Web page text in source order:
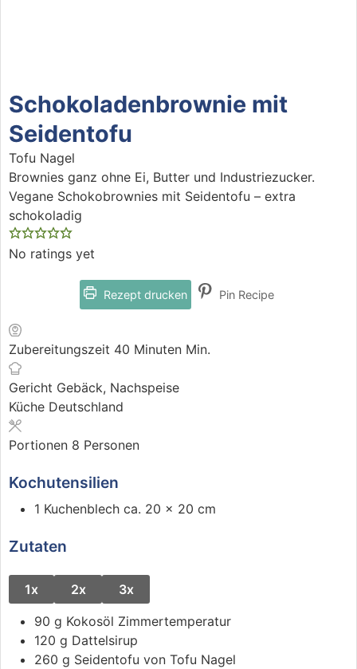
Schokoladenbrownie mit
Seidentofu
Tofu Nagel
Brownies ganz ohne Ei, Butter und Industriezucker.
Vegane Schokobrownies mit Seidentofu – extra
schokoladig
No ratings yet
Rezept drucken Pin Recipe
Zubereitungszeit 40 Minuten Min.
Gericht Gebäck, Nachspeise
Küche Deutschland
Portionen 8 Personen
Kochutensilien
1 Kuchenblech ca. 20 x 20 cm
Zutaten
1x 2x
3x
90 g Kokosöl Zimmertemperatur
120 g Dattelsirup
260 g Seidentofu von Tofu Nagel